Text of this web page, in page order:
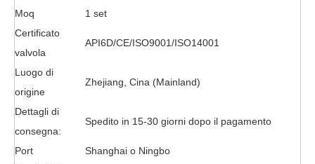
Moq
1 set
Certificato
valvola
API6D/CE/ISO9001/ISO14001
Luogo di
origine
Zhejiang, Cina (Mainland)
Dettagli di
consegna:
Spedito in 15-30 giorni dopo il pagamento
Port
Shanghai o Ningbo